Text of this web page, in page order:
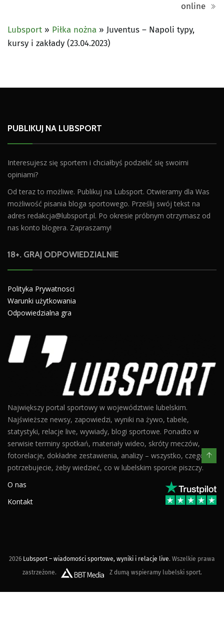
online
Lubsport » Piłka nożna » Juventus – Napoli typy,
kursy i zakłady (23.04.2023)
PUBLIKUJ NA LUBSPORT
Interesujesz się sportem i chciałbyś podzielić się swoimi
opiniami?
Od teraz to możliwe. Publikuj na Lubsport. Otwieramy dla Was
możliwość pisania bloga sportowego. Prześlij swój tekst na
adres redakcja@lubsport.pl. Po okresie próbnym otrzymasz od
nas konto blogera. Zapraszamy!
18+. GRAJ ODPOWIEDZIALNIE
Polityka Prywatnosci
Warunki użytkowania
Odpowiedzialna gra
Największy portal sportowy w województwie lubelskim.
Najświeższe newsy, zapowiedzi, wyniki na żywo, tabele,
statystyki, relacje live, wywiady, blogi sportowe. Ponadto w
serwisie terminy spotkań, materiały wideo, skróty meczów,
fotorelacje, dokładne zestawienia, analizy – wszystko, czego
potrzebujecie, żeby wiedzieć, co w lubelskim sporcie piszczy.
O nas
Kontakt
2026 Lubsport – wiadomości sportowe, wyniki i relacje live. Wszelkie prawa
zastrzeżone.
Z dumą wspieramy lubelski sport.